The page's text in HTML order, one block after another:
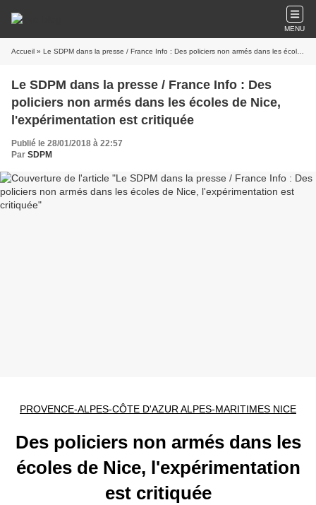
MENU
Accueil » Le SDPM dans la presse / France Info : Des policiers non armés dans les écoles de Nice, l'expérimentation est critiquée
Le SDPM dans la presse / France Info : Des
policiers non armés dans les écoles de Nice,
l'expérimentation est critiquée
Publié le 28/01/2018 à 22:57
Par SDPM
PROVENCE-ALPES-CÔTE D'AZUR ALPES-MARITIMES NICE
Des policiers non armés dans les
écoles de Nice, l'expérimentation
est critiquée